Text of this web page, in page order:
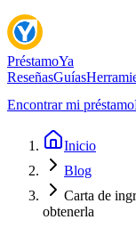
PréstamoYa
ReseñasGuías
Encontrar mi préstamo
Inicio
Blog
Carta de
obtenerla